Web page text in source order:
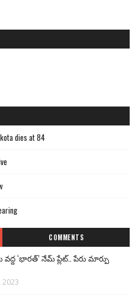
dies at 84
COMMENTS
‘భారత్’ నేమ్ ప్లేట్‌.. పేరు మార్పు
2023